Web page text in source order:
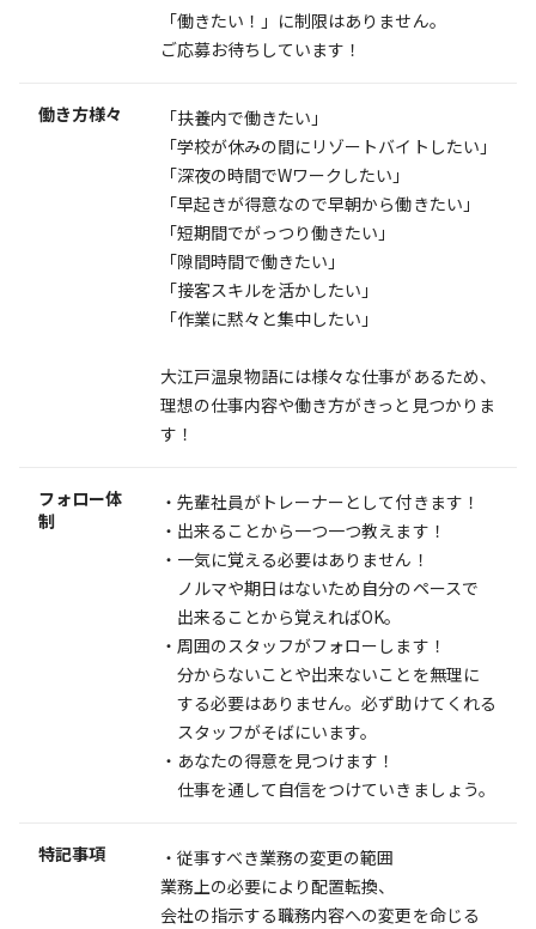
「働きたい！」に制限はありません。
ご応募お待ちしています！
働き方様々
「扶養内で働きたい」
「学校が休みの間にリゾートバイトしたい」
「深夜の時間でWワークしたい」
「早起きが得意なので早朝から働きたい」
「短期間でがっつり働きたい」
「隙間時間で働きたい」
「接客スキルを活かしたい」
「作業に黙々と集中したい」
大江戸温泉物語には様々な仕事があるため、
理想の仕事内容や働き方がきっと見つかりま
す！
フォロー体
制
・先輩社員がトレーナーとして付きます！
・出来ることから一つ一つ教えます！
・一気に覚える必要はありません！
ノルマや期日はないため自分のペースで
出来ることから覚えればOK。
・周囲のスタッフがフォローします！
分からないことや出来ないことを無理に
する必要はありません。必ず助けてくれる
スタッフがそばにいます。
・あなたの得意を見つけます！
仕事を通して自信をつけていきましょう。
特記事項
・従事すべき業務の変更の範囲
業務上の必要により配置転換、
会社の指示する職務内容への変更を命じる